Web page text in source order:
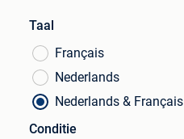
Taal
Français
Nederlands
Nederlands & Français
Conditie